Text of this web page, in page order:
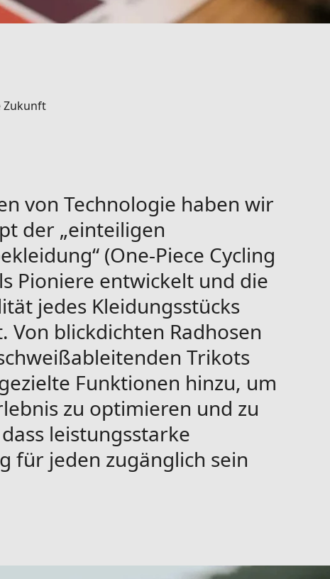
Zukunft
von Technologie haben wir
der „einteiligen
(One-Piece Cycling
Pioniere entwickelt und die
jedes Kleidungsstücks
Von blickdichten Radhosen
Trikots
Funktionen hinzu, um
zu optimieren und zu
leistungsstarke
für jeden zugänglich sein